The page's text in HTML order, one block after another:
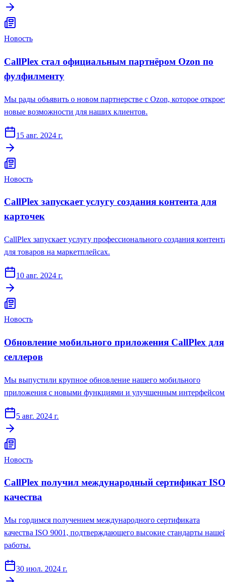
Новость
CallPlex стал официальным партнёром Ozon по
фулфилменту
Мы рады объявить о новом партнерстве с Ozon, которое
новые возможности для наших клиентов.
15 авг. 2024 г.
Новость
CallPlex запускает услугу создания контента для
карточек
CallPlex запускает услугу профессионального создания
для товаров на маркетплейсах.
10 авг. 2024 г.
Новость
Обновление мобильного приложения CallPlex для
селлеров
Мы выпустили крупное обновление нашего мобильного
приложения с новыми функциями и улучшенным
5 авг. 2024 г.
Новость
CallPlex получил международный сертификат ISO
качества
Мы гордимся получением международного сертификата
качества ISO 9001, подтверждающего высокие стандарты
работы.
30 июл. 2024 г.